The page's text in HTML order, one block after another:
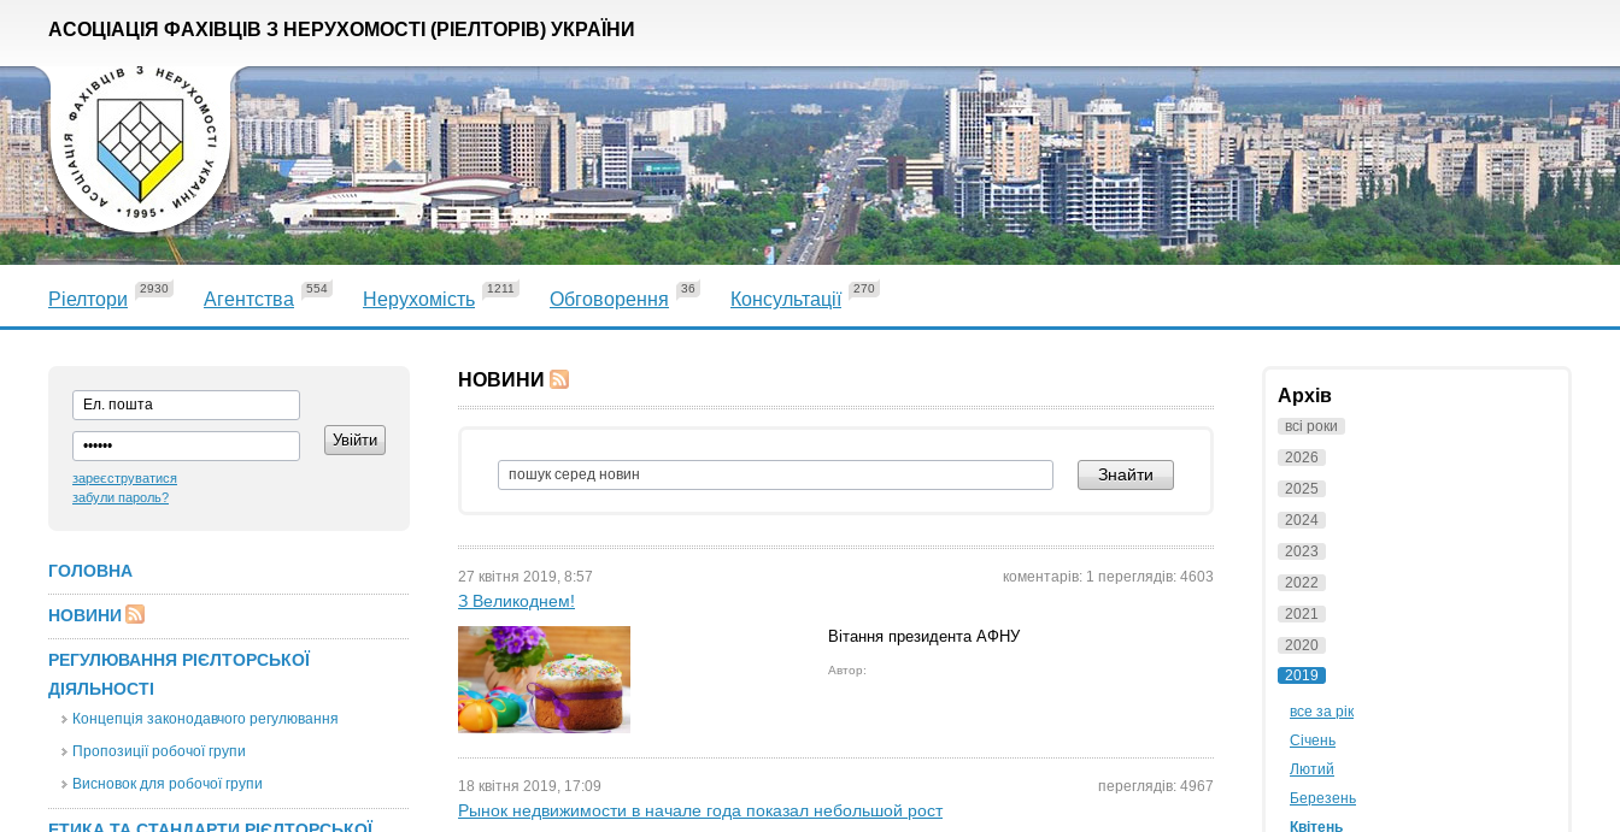
АСОЦІАЦІЯ ФАХІВЦІВ З НЕРУХОМОСТІ (РІЕЛТОРІВ) УКРАЇНИ
Ріелтори
2930
Агентства
554
Нерухомість
1211
Обговорення
36
Консультації
270
зареєструватися
забули пароль?
ГОЛОВНА
НОВИНИ
РЕГУЛЮВАННЯ РІЄЛТОРСЬКОЇ
ДІЯЛЬНОСТІ
Концепція законодавчого регулювання
Пропозиції робочої групи
Висновок для робочої групи
НОВИНИ
27 квітня 2019, 8:57 коментарів: 1 переглядів: 4603
З Великоднем!
Вітання президента АФНУ
Автор:
18 квітня 2019, 17:09 переглядів: 4967
Рынок недвижимости в начале года показал небольшой рост
Архів
всі роки
2026
2025
2024
2023
2022
2021
2020
2019
все за рік
Січень
Лютий
Березень
Квітень